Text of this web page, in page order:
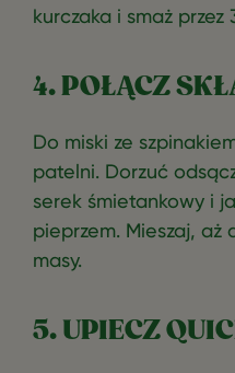
kurczaka i smaż przez
4. POŁĄCZ
Do miski ze
patelni. Dorzuć
serek śmietankowy i
pieprzem. Mieszaj, aż
masy.
5. UPIECZ